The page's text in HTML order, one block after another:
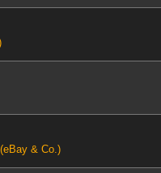
& Co.)